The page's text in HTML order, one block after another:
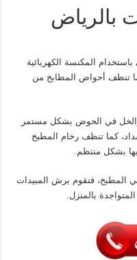
بالرياض
المكنسة الكهربائية
تنظف أحواض المطابخ من
في الحوض بشكل مستمر
كما تنظف رخام المطبخ
بشكل منتظم.
المطبخ، فتقوم برش المبيدات
بالمنزل.